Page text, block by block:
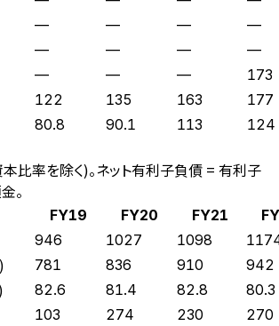
— — — —
— — — —
— — — 173
122 135 163 177
80.8 90.1 113 124
比率を除く)。ネット有利子負債 = 有利子
。
FY19 FY20 FY21
946 1027 1098
781 836 910 942
82.6 81.4 82.8 80.3
103 274 230 270